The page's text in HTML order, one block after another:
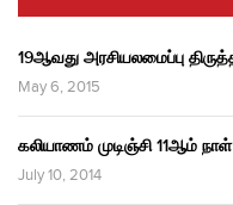
19ஆவது அரசியலமைப்பு
May 6, 2015
கலியாணம் முடிஞ்சி 11ஆம்
July 10, 2014